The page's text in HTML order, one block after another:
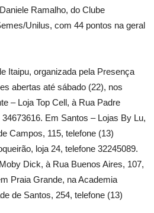
Ramalho, do Clube
Unilus, com 44 pontos na geral
Itaipu, organizada pela Presença
abertas até sábado (22), nos
– Loja Top Cell, à Rua Padre
Em Santos – Lojas By Lu,
Campos, 115, telefone (13)
loja 24, telefone 32245089.
Dick, à Rua Buenos Aires, 107,
Praia Grande, na Academia
de Santos, 254, telefone (13)